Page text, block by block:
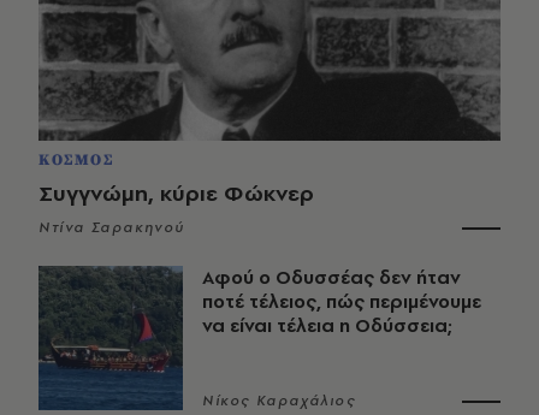
ΚΟΣΜΟΣ
Συγγνώμη, κύριε Φώκνερ
Ντίνα Σαρακηνού
Αφού ο Οδυσσέας δεν ήταν
ποτέ τέλειος, πώς περιμένουμε
να είναι τέλεια η Οδύσσεια;
Νίκος Καραχάλιος